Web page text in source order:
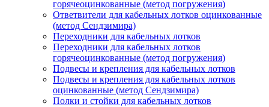
горячеоцинкованные (метод погружения)
Ответвители для кабельных лотков оцинкованные
(метод Сендзимира)
Переходники для кабельных лотков
Переходники для кабельных лотков
горячеоцинкованные (метод погружения)
Подвесы и крепления для кабельных лотков
Подвесы и крепления для кабельных лотков
оцинкованные (метод Сендзимира)
Полки и стойки для кабельных лотков